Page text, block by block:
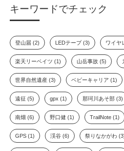
キーワードでチェック
登山届 (2) LEDテープ (3) ワイヤ
楽天リーベイツ (1) 山岳事故 (5)
世界自然遺産 (3) ベビーキャリア (1)
遠征 (5) gpx (1) 那珂川あそ部 (3)
南畑 (6) 野口健 (1) TrailNote (1)
GPS (1) 渓谷 (6) 祭りなかがわ